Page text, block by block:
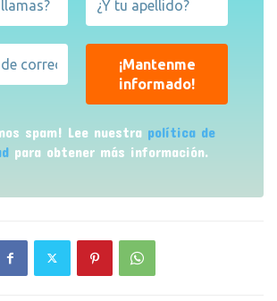
spam! Lee nuestra política de
para obtener más información.